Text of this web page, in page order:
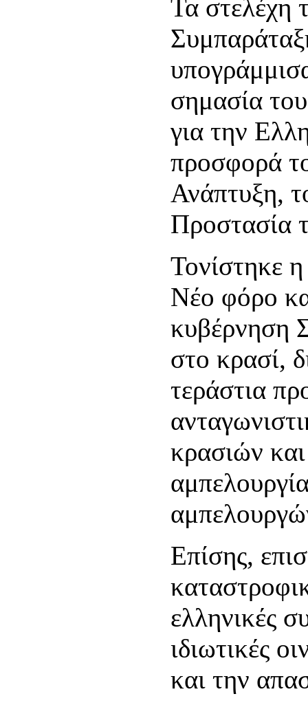
Τα στελέχη
σημασία
για την
προσφορά
Ανάπτυξη,
Προστασία
Τονίστηκε
Νέο φόρο
στο κρασί,
τεράστια
κρασιών
Επίσης,
ελληνικές
ιδιωτικές
και την